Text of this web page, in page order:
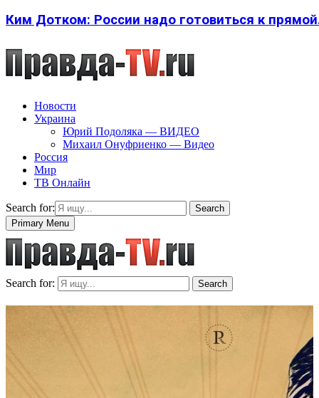
Ким Дотком: России надо готовиться к
Новости
Украина
Юрий Подоляка — ВИДЕО
Михаил Онуфриенко — Видео
Россия
Мир
ТВ Онлайн
Search for:
Search
Primary Menu
Search for: Search